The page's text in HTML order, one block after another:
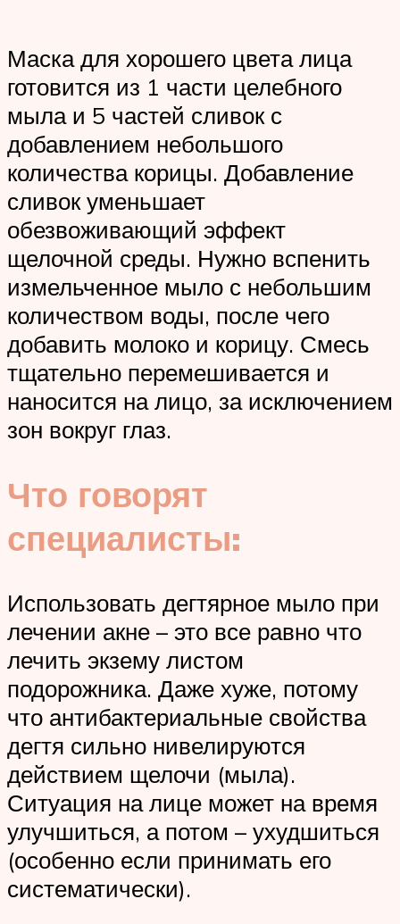
Маска для хорошего цвета лица
готовится из 1 части целебного
мыла и 5 частей сливок с
добавлением небольшого
количества корицы. Добавление
сливок уменьшает
обезвоживающий эффект
щелочной среды. Нужно вспенить
измельченное мыло с небольшим
количеством воды, после чего
добавить молоко и корицу. Смесь
тщательно перемешивается и
наносится на лицо, за исключением
зон вокруг глаз.
Что говорят
специалисты:
Использовать дегтярное мыло при
лечении акне – это все равно что
лечить экзему листом
подорожника. Даже хуже, потому
что антибактериальные свойства
дегтя сильно нивелируются
действием щелочи (мыла).
Ситуация на лице может на время
улучшиться, а потом – ухудшиться
(особенно если принимать его
систематически).